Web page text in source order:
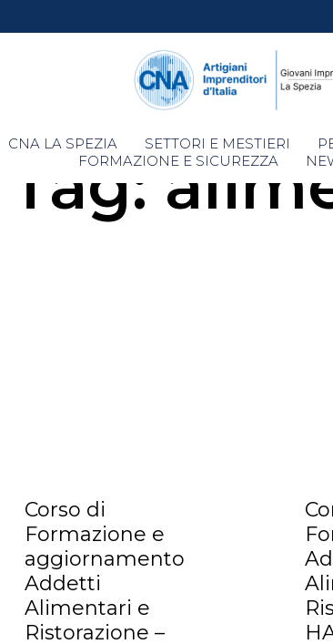
Skip
to
CNA LA SPEZIA SETTORI E MESTIERI
FORMAZIONE E SICUREZZA
Tag:
Corso di
Formazione e
aggiornamento
Addetti
Alimentari e
Ristorazione –